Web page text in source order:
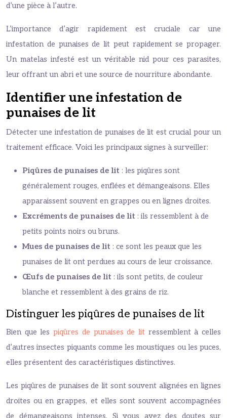
d’une pièce à l’autre.
L’importance d’agir rapidement est cruciale car une
infestation de punaises de lit peut rapidement se propager.
Un matelas infesté est un véritable nid pour ces parasites,
leur offrant un abri et une source de nourriture abondante.
Identifier une infestation de
punaises de lit
Détecter une infestation de punaises de lit est crucial pour un
traitement efficace. Voici les principaux signes à surveiller:
Piqûres de punaises de lit : les piqûres sont
généralement rouges, enflées et démangeaisons. Elles
apparaissent souvent en grappes ou en lignes droites.
Excréments de punaises de lit : ils ressemblent à de
petits points noirs ou bruns.
Mues de punaises de lit : ce sont les peaux que les
punaises de lit ont perdues au cours de leur croissance.
Œufs de punaises de lit : ils sont petits, de couleur
blanche et ressemblent à des grains de riz.
Distinguer les piqûres de punaises de lit
Bien que les piqûres de punaises de lit ressemblent à celles
d’autres insectes piquants comme les moustiques ou les puces,
elles présentent des caractéristiques distinctives.
Les piqûres de punaises de lit sont souvent alignées en lignes
droites ou en grappes, et elles sont souvent accompagnées
de démangeaisons intenses. Si vous avez des doutes sur